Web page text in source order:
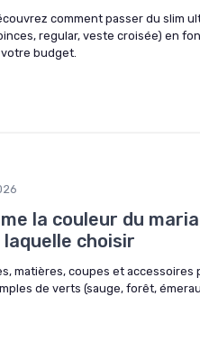
comment passer du slim
regular, veste croisée) en
budget.
la couleur du
choisir
matières, coupes et accessoires
de verts (sauge, forêt,